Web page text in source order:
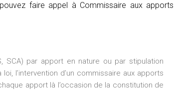
faire appel à Commissaire aux apports
SCA) par apport en nature ou par stipulation
l’intervention d’un commissaire aux apports
apport là l’occasion de la constitution de